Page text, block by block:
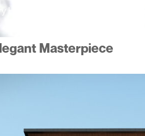
House Design – Mr R
Masterpiece